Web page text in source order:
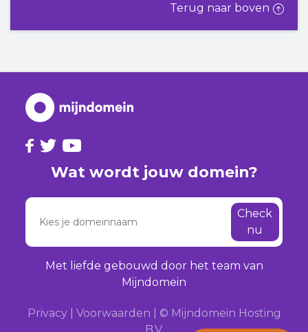
Terug naar boven
Wat wordt jouw domein?
Check
nu
Met liefde gebouwd door het team van
Mijndomein
Privacy Voorwaarden
© Mijndomein Hosting